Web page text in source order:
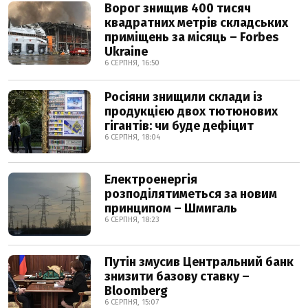
Ворог знищив 400 тисяч
квадратних метрів складських
приміщень за місяць – Forbes
Ukraine
6 СЕРПНЯ, 16:50
Росіяни знищили склади із
продукцією двох тютюнових
гігантів: чи буде дефіцит
6 СЕРПНЯ, 18:04
Електроенергія
розподілятиметься за новим
принципом – Шмигаль
6 СЕРПНЯ, 18:23
Путін змусив Центральний банк
знизити базову ставку –
Bloomberg
6 СЕРПНЯ, 15:07